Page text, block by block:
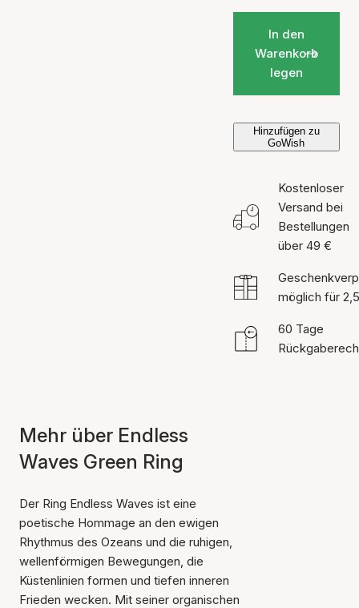
In den
Warenkorb
legen
Hinzufügen zu
GoWish
Kostenloser
Versand bei
Bestellungen
über 49 €
möglich für
60 Tage
Mehr über Endless
Waves Green Ring
Der Ring Endless Waves ist eine
poetische Hommage an den ewigen
Rhythmus des Ozeans und die ruhigen,
wellenförmigen Bewegungen, die
Küstenlinien formen und tiefen inneren
Frieden wecken. Mit seiner organischen